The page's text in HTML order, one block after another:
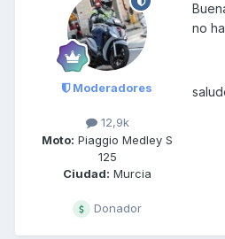
Moderadores
12,9k
Moto: Piaggio Medley S
125
Ciudad: Murcia
Donador
no